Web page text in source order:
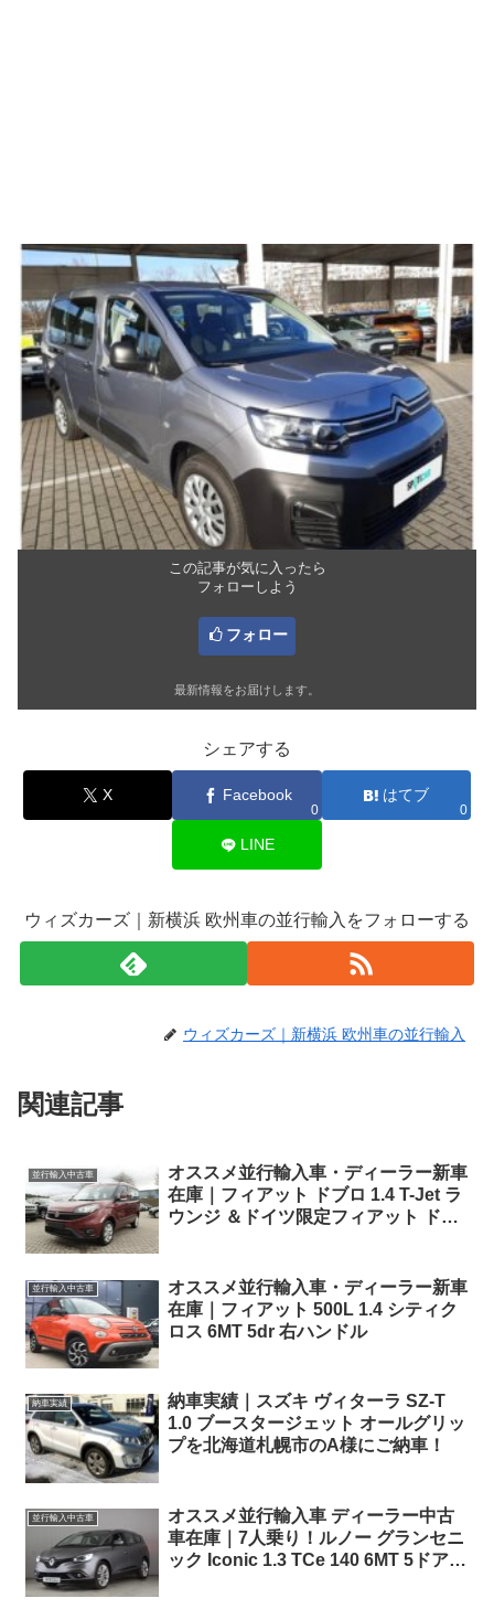
この記事が気に入ったら
フォローしよう
フォロー
最新情報をお届けします。
シェアする
X Facebook
0
はてブ
0
LINE
ウィズカーズ｜新横浜 欧州車の並行輸入をフォローする
ウィズカーズ｜新横浜 欧州車の並行輸入
関連記事
並行輸入中古車
オススメ並行輸入車・ディーラー新車
在庫｜フィアット ドブロ 1.4 T-Jet ラ
ウンジ ＆ドイツ限定フィアット ドブ
並行輸入中古車
オススメ並行輸入車・ディーラー新車
在庫｜フィアット 500L 1.4 シティク
ロス 6MT 5dr 右ハンドル
納車実績
納車実績｜スズキ ヴィターラ SZ-T
1.0 ブースタージェット オールグリッ
プを北海道札幌市のA様にご納車！
並行輸入中古車
オススメ並行輸入車 ディーラー中古
車在庫｜7人乗り！ルノー グランセニ
ック Iconic 1.3 TCe 140 6MT 5ドア